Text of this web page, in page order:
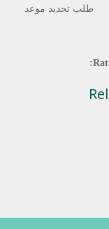
طلب تحديد موعد